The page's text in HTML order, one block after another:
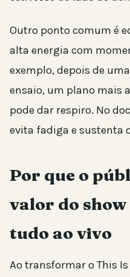
Outro ponto comum é
alta energia com
exemplo, depois de
ensaio, um plano mais
pode dar respiro. No
evita fadiga e sustenta
Por que o
valor do show
tudo ao vivo
Ao transformar o This